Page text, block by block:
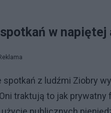
spotkań w
spotkań z ludźmi Ziobry
traktują to jak prywatny